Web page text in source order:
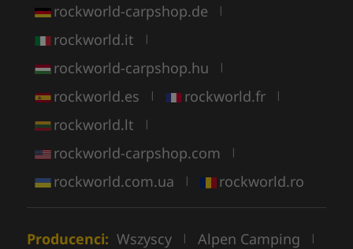
rockworld-carpshop.de |
rockworld.it |
rockworld-carpshop.hu |
rockworld.es | rockworld.fr |
rockworld.lt |
rockworld-carpshop.com |
rockworld.com.ua | rockworld.ro
Producenci: Wszyscy | Alpen Camping |